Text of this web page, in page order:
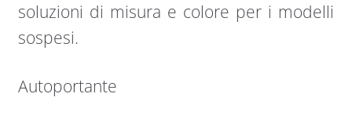
soluzioni di misura e colore per i modelli
sospesi.
Autoportante